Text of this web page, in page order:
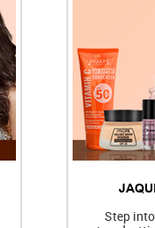
Step